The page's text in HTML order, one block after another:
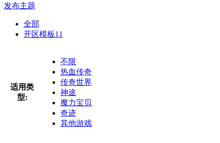
发布主题
全部
开区模板11
适用类
型:
不限
热血传奇
传奇世界
神途
魔力宝贝
奇迹
其他游戏